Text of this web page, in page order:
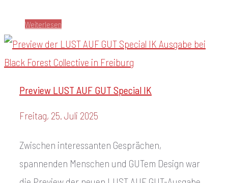
Weiterlesen
Preview LUST AUF GUT Special IK
Freitag, 25. Juli 2025
Zwischen interessanten Gesprächen,
spannenden Menschen und GUTem Design war